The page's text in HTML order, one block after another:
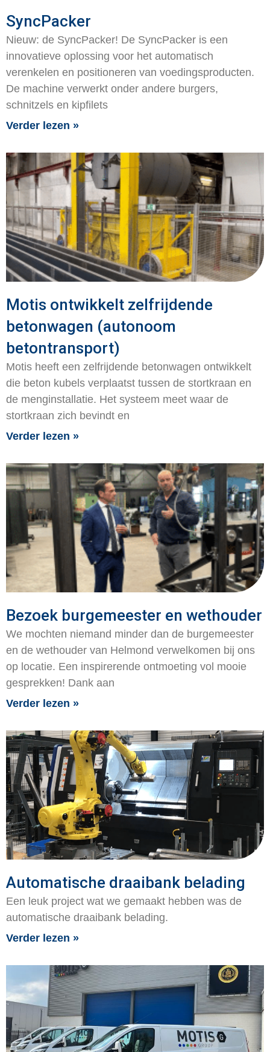
SyncPacker
Nieuw: de SyncPacker! De SyncPacker is een
innovatieve oplossing voor het automatisch
verenkelen en positioneren van voedingsproducten.
De machine verwerkt onder andere burgers,
schnitzels en kipfilets
Verder lezen »
Motis ontwikkelt zelfrijdende
betonwagen (autonoom
betontransport)
Motis heeft een zelfrijdende betonwagen ontwikkelt
die beton kubels verplaatst tussen de stortkraan en
de menginstallatie. Het systeem meet waar de
stortkraan zich bevindt en
Verder lezen »
Bezoek burgemeester en wethouder
We mochten niemand minder dan de burgemeester
en de wethouder van Helmond verwelkomen bij ons
op locatie. Een inspirerende ontmoeting vol mooie
gesprekken! Dank aan
Verder lezen »
Automatische draaibank belading
Een leuk project wat we gemaakt hebben was de
automatische draaibank belading.
Verder lezen »